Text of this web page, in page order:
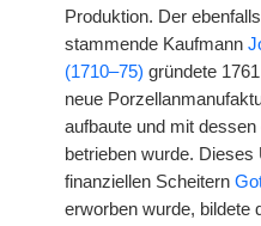
Produktion. Der
stammende Kaufmann
(1710–75) gründete
neue
aufbaute und mit
betrieben wurde.
finanziellen Scheitern
erworben wurde, bildete